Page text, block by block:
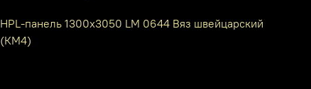
HPL-панель 1300х3050 LM 0644 Вяз швейцарский
(КМ4)